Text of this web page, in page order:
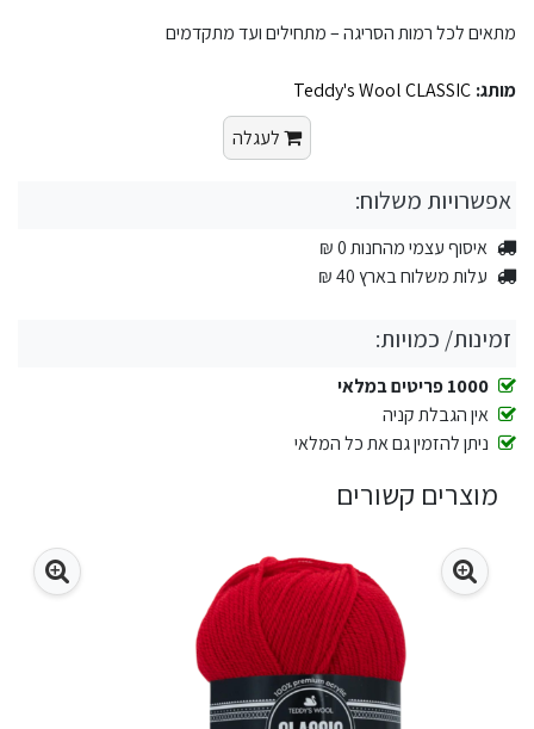
מתאים לכל רמות הסריגה – מתחילים ועד מתקדמים
מותג: Teddy's Wool CLASSIC
לעגלה
אפשרויות משלוח:
איסוף עצמי מהחנות 0 ₪
עלות משלוח בארץ 40 ₪
זמינות/ כמויות:
1000 פריטים במלאי
אין הגבלת קניה
ניתן להזמין גם את כל המלאי
מוצרים קשורים